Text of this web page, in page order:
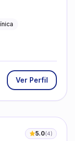
Ver Perfil
5.0(4)